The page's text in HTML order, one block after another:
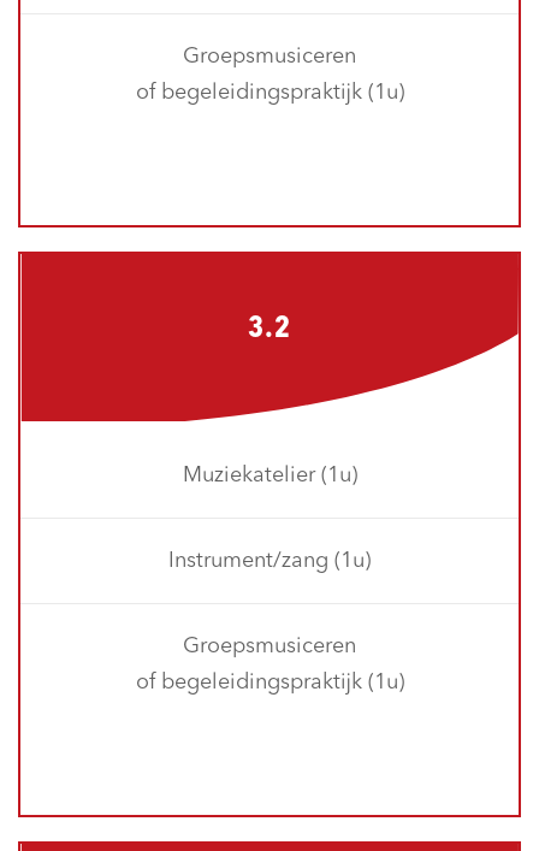
Groepsmusiceren
of begeleidingspraktijk (1u)
3.2
Muziekatelier (1u)
Instrument/zang (1u)
Groepsmusiceren
of begeleidingspraktijk (1u)